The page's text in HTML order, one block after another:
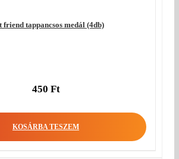
friend tappancsos medál (4db)
450 Ft
KOSÁRBA TESZEM